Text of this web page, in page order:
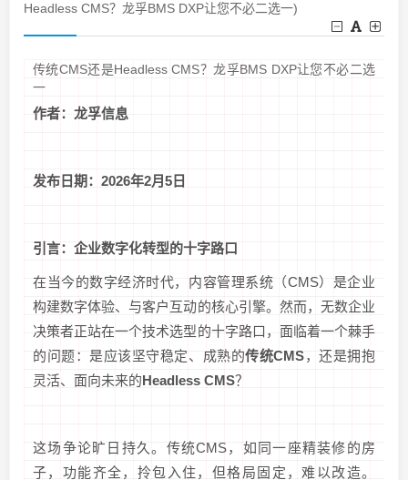
Headless CMS？龙孚BMS DXP让您不必二选一)
传统CMS还是Headless CMS？龙孚BMS DXP让您不必二选
一
作者：龙孚信息
发布日期：2026年2月5日
引言：企业数字化转型的十字路口
在当今的数字经济时代，内容管理系统（CMS）是企业
构建数字体验、与客户互动的核心引擎。然而，无数企业
决策者正站在一个技术选型的十字路口，面临着一个棘手
的问题：是应该坚守稳定、成熟的传统CMS，还是拥抱
灵活、面向未来的Headless CMS？
这场争论旷日持久。传统CMS，如同一座精装修的房
子，功能齐全，拎包入住，但格局固定，难以改造。